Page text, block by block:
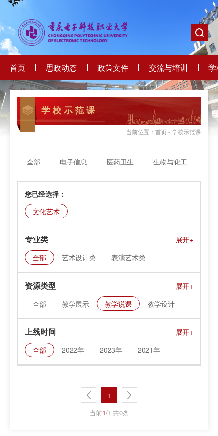
首页 思政动态 政策文件 交流与培训 学
学 校 示 范 课
当前位置：首页 - 学校示范课
全部 电子信息 医药卫生 生物与化工
您已经选择：
文化艺术
专业类
全部 艺术设计类
表演艺术类
资源类型
全部 教学展示 教学说课
教学设计
上线时间
全部 2022年 2023年 2021年
1
当前1/1 共0条